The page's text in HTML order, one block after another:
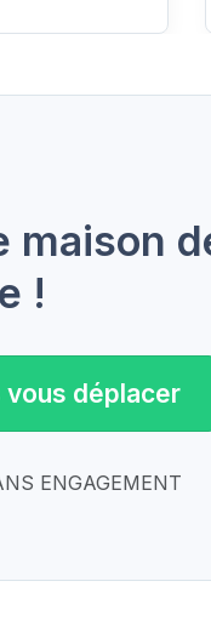
maison
!
vous déplacer
ENGAGEMENT